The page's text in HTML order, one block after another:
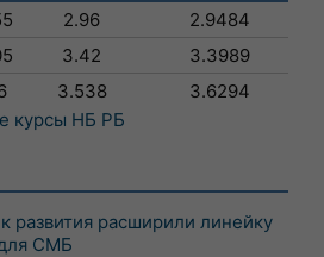
2.96
2.9484
3.42
3.3989
3.538
3.6294
курсы НБ РБ
развития расширили линейку
СМБ